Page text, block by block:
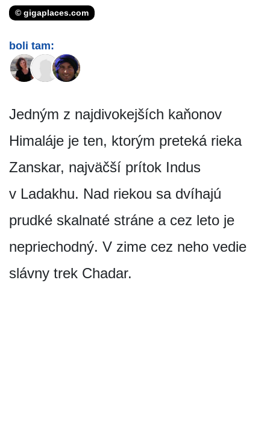
© gigaplaces.com
boli tam:
Jedným z najdivokejších kaňonov
Himaláje je ten, ktorým preteká rieka
Zanskar, najväčší prítok Indus
v Ladakhu. Nad riekou sa dvíhajú
prudké skalnaté stráne a cez leto je
nepriechodný. V zime cez neho vedie
slávny trek Chadar.